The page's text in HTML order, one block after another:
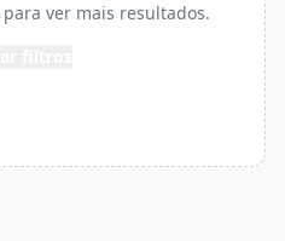
ver mais resultados.